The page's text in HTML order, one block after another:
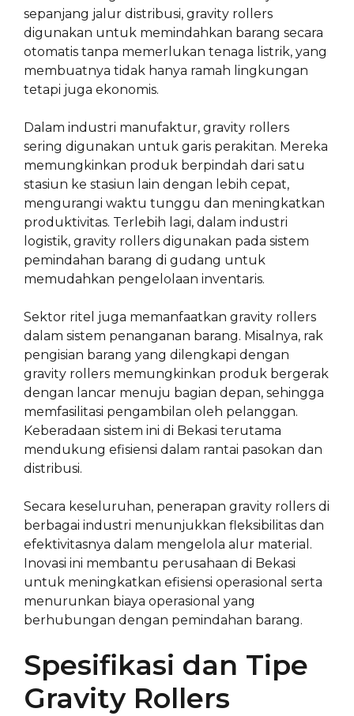
sepanjang jalur distribusi, gravity rollers
digunakan untuk memindahkan barang secara
otomatis tanpa memerlukan tenaga listrik, yang
membuatnya tidak hanya ramah lingkungan
tetapi juga ekonomis.
Dalam industri manufaktur, gravity rollers
sering digunakan untuk garis perakitan. Mereka
memungkinkan produk berpindah dari satu
stasiun ke stasiun lain dengan lebih cepat,
mengurangi waktu tunggu dan meningkatkan
produktivitas. Terlebih lagi, dalam industri
logistik, gravity rollers digunakan pada sistem
pemindahan barang di gudang untuk
memudahkan pengelolaan inventaris.
Sektor ritel juga memanfaatkan gravity rollers
dalam sistem penanganan barang. Misalnya, rak
pengisian barang yang dilengkapi dengan
gravity rollers memungkinkan produk bergerak
dengan lancar menuju bagian depan, sehingga
memfasilitasi pengambilan oleh pelanggan.
Keberadaan sistem ini di Bekasi terutama
mendukung efisiensi dalam rantai pasokan dan
distribusi.
Secara keseluruhan, penerapan gravity rollers di
berbagai industri menunjukkan fleksibilitas dan
efektivitasnya dalam mengelola alur material.
Inovasi ini membantu perusahaan di Bekasi
untuk meningkatkan efisiensi operasional serta
menurunkan biaya operasional yang
berhubungan dengan pemindahan barang.
Spesifikasi dan Tipe
Gravity Rollers